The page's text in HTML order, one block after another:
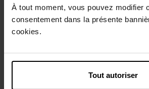
À tout moment, vous pouvez modifier
consentement dans la présente
cookies.
Tout autoriser
Avis client Politique relative aux